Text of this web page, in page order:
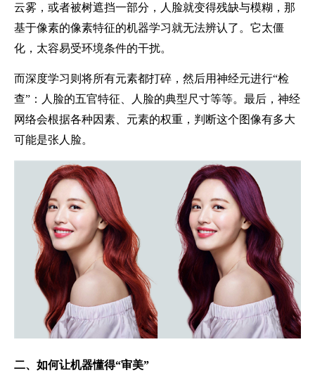
云雾，或者被树遮挡一部分，人脸就变得残缺与模糊，那
基于像素的像素特征的机器学习就无法辨认了。它太僵
化，太容易受环境条件的干扰。
而深度学习则将所有元素都打碎，然后用神经元进行“检
查”：人脸的五官特征、人脸的典型尺寸等等。最后，神经
网络会根据各种因素、元素的权重，判断这个图像有多大
可能是张人脸。
二、 如何让机器懂得“审美”